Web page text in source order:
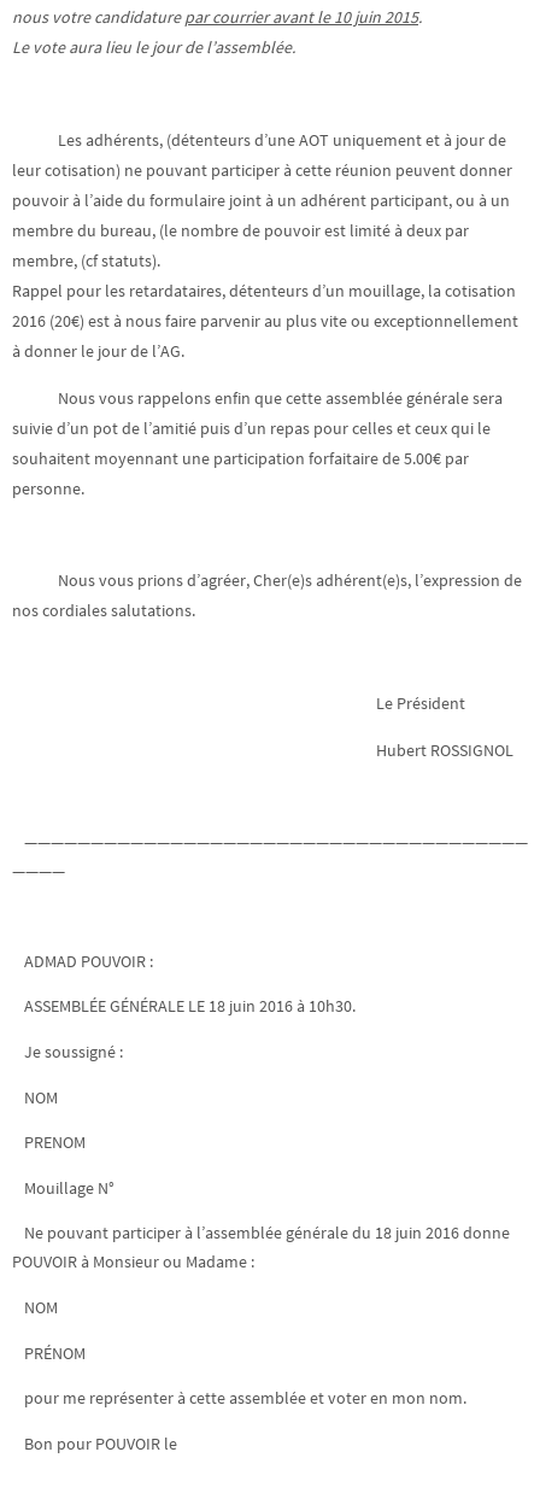
nous votre candidaturepar courrier avant le 10 juin 2015.
Le vote aura lieu le jour de l’assemblée.
Les adhérents, (détenteurs d’une AOT uniquement et à jour de
leur cotisation) ne pouvant participer à cette réunion peuvent donner
pouvoir à l’aide du formulaire joint à un adhérent participant, ou à un
membre du bureau, (le nombre de pouvoir est limité à deux par
membre, (cf statuts).
Rappel pour les retardataires, détenteurs d’un mouillage, la cotisation
2016 (20€) est à nous faire parvenir au plus vite ou exceptionnellement
à donner le jour de l’AG.
Nous vous rappelons enfin que cette assemblée générale sera
suivie d’un pot de l’amitié puis d’un repas pour celles et ceux qui le
souhaitent moyennant une participation forfaitaire de 5.00€ par
personne.
Nous vous prions d’agréer, Cher(e)s adhérent(e)s, l’expression de
nos cordiales salutations.
Le Président
Hubert ROSSIGNOL
——————————————————————————————————————
————
ADMAD POUVOIR :
ASSEMBLÉE GÉNÉRALE LE 18 juin 2016 à 10h30.
Je soussigné :
NOM
PRENOM
Mouillage N°
Ne pouvant participer à l’assemblée générale du 18 juin 2016 donne
POUVOIR à Monsieur ou Madame :
NOM
PRÉNOM
pour me représenter à cette assemblée et voter en mon nom.
Bon pour POUVOIR le